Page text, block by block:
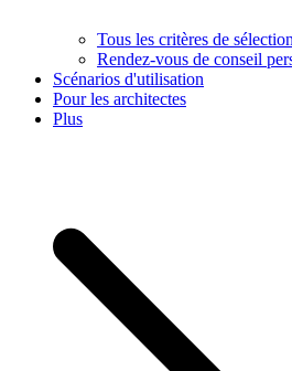
Tous les critères de sélection
Rendez-vous de conseil
Scénarios d'utilisation
Pour les architectes
Plus